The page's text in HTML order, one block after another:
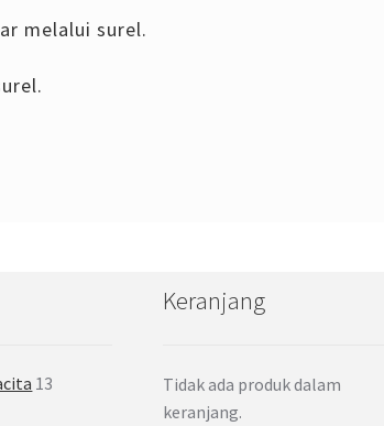
melalui surel.
13
Keranjang
Tidak ada produk dalam
keranjang.